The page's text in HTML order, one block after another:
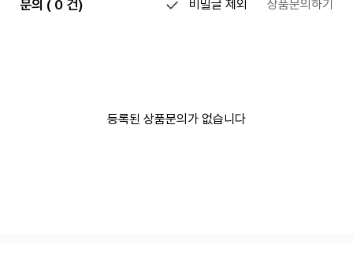
문의 ( 0 건) 비밀글 제외 상품문의하기
등록된 상품문의가 없습니다